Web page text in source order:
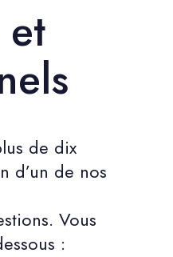
de dix
d’un de nos
Vous
: